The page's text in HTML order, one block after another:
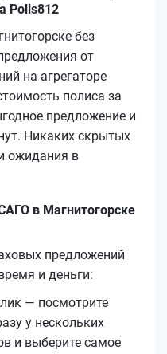
Polis812
без
от
на агрегаторе
полиса за
предложение и
Никаких скрытых
ожидания в
в Магнитогорске
предложений
и деньги:
— посмотрите
у нескольких
и выберите самое